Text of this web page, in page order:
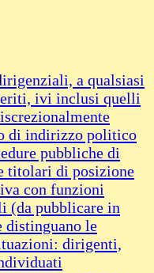
a qualsiasi
ivi inclusi quelli
di indirizzo politico
pubbliche di
titolari di posizione
con funzioni
(da pubblicare in
distinguano le
dirigenti,